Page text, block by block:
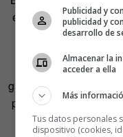
en vinilo. El proyecto
una idea concreta:
hospitalidad sea
reconocibles pero
gastronómica
para que la música
Publicidad y
publicidad y
desarrollo de
Almacenar la
acceder a ella
Más
Tus datos personales
dispositivo (cookies,